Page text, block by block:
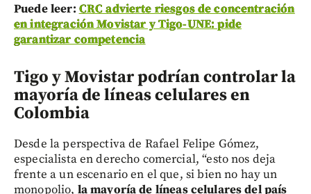
Puede leer: CRC advierte riesgos de concentración
en integración Movistar y Tigo-UNE: pide
garantizar competencia
Tigo y Movistar podrían controlar la
mayoría de líneas celulares en
Colombia
Desde la perspectiva de Rafael Felipe Gómez,
especialista en derecho comercial, “esto nos deja
frente a un escenario en el que, si bien no hay un
monopolio, la mayoría de líneas celulares del país